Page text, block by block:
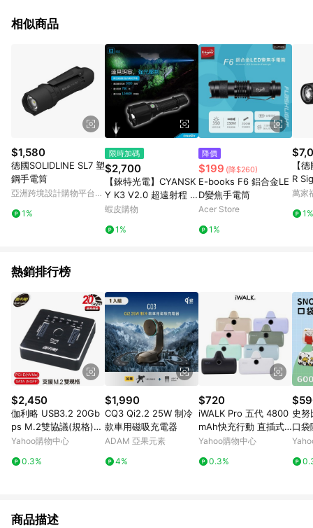
相似商品
$1,580
德國SOLIDLINE SL7 塑
鋼手電筒
亞洲跨境設計購物平台
1%
限時加碼
$2,700
【錸特光電】CYANSK
Y K3 V2.0 超遠射程 7
00米 2000流明 戰術手
勤務
蝦皮購物
1%
降價
$199 (降$260)
E-books F6 鋁合金LE
D變焦手電筒
Acer Store
1%
【
R
縮調
萬家
1%
熱銷排行榜
$2,450
伽利略 USB3.2 20Gb
ps M.2雙協議(規格)
對拷(拷貝)機 (DMC32
Yahoo購物中心
0.3%
$1,990
CQ3 Qi2.2 25W 制冷
款車用磁吸充電器
ADAM 亞果元素
4%
$720
iWALK Pro 五代 4800
mAh快充行動 直插式
口袋電源 行動電源 Lig
Yahoo購物中心
0.3%
史努
口袋
E-
商品描述